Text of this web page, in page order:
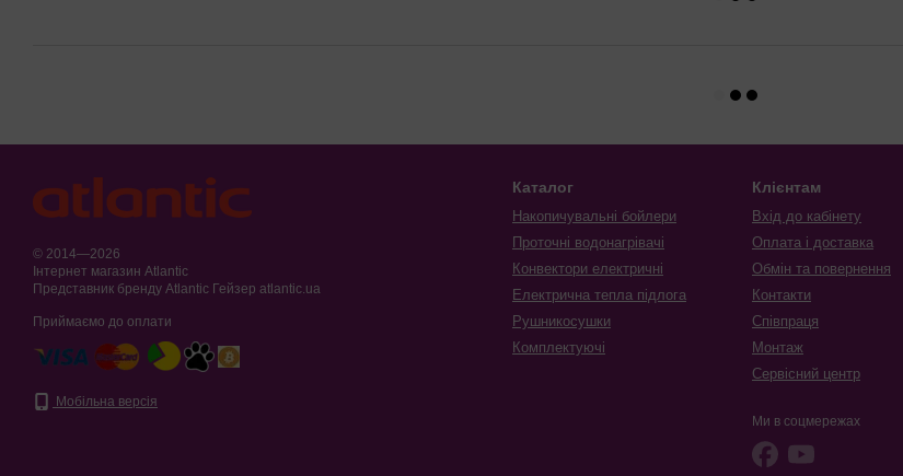
© 2014—2026
Інтернет магазин Atlantic
Представник бренду Atlantic Гейзер atlantic.ua
Приймаємо до оплати
Мобільна версія
Каталог
Накопичувальні бойлери
Проточні водонагрівачі
Конвектори електричні
Електрична тепла підлога
Рушникосушки
Комплектуючі
Клієнтам
Вхід до кабінету
Оплата і доставка
Обмін та повернення
Контакти
Співпраця
Монтаж
Сервісний центр
Ми в соцмережах